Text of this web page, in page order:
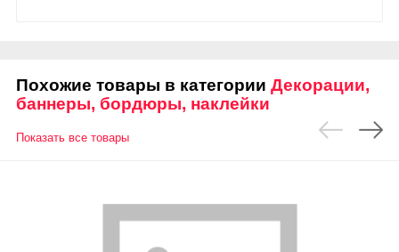
Похожие товары в категории Декорации,
баннеры, бордюры, наклейки
Показать все товары